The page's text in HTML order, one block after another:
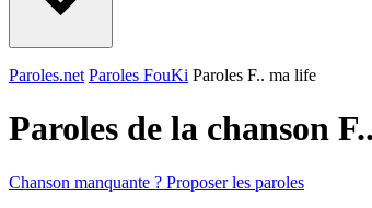
Paroles.net Paroles FouKi Paroles F.. ma life
Paroles de la chanson
Chanson manquante ? Proposer les paroles